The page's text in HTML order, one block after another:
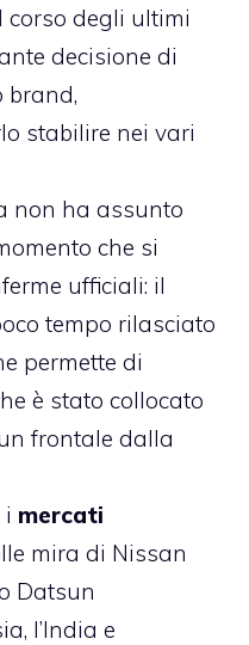
corso degli ultimi
decisione di
brand,
stabilire nei vari
non ha assunto
che si
ufficiali: il
tempo rilasciato
permette di
è stato collocato
frontale dalla
i mercati
mira di Nissan
Datsun
l’India e